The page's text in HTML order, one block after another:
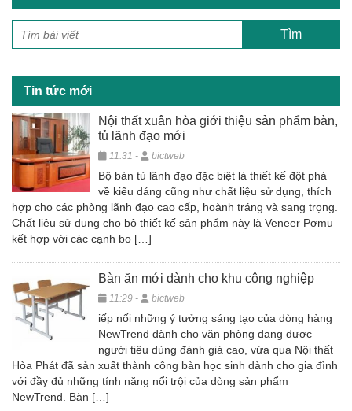
e
b
o
k
er e
Tin tức mới
Nội thất xuân hòa giới thiệu sản phẩm bàn,
tủ lãnh đạo mới
11:31 - bictweb
Bộ bàn tủ lãnh đạo đặc biệt là thiết kế đột phá
về kiểu dáng cũng như chất liệu sử dụng, thích
hợp cho các phòng lãnh đạo cao cấp, hoành tráng và sang trọng.
Chất liệu sử dụng cho bộ thiết kế sản phẩm này là Veneer Pơmu
kết hợp với các cạnh bo […]
Bàn ăn mới dành cho khu công nghiệp
11:29 - bictweb
iếp nối những ý tưởng sáng tạo của dòng hàng
NewTrend dành cho văn phòng đang được
người tiêu dùng đánh giá cao, vừa qua Nội thất
Hòa Phát đã sản xuất thành công bàn học sinh dành cho gia đình
với đầy đủ những tính năng nổi trội của dòng sản phẩm
NewTrend. Bàn […]